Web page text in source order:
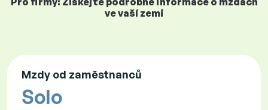
ve vaší zemi
Mzdy od zaměstnanců
Solo